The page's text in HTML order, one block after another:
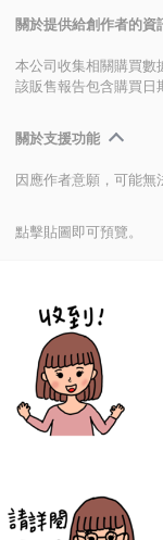
關於提供給創作者的資
本公司收集相關購買數
該販售報告包含購買日
關於支援功能
因應作者意願，可能無
點擊貼圖即可預覽。